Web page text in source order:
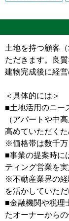
土地を持つ顧客
ただきます。良
建物完成後に経
＜具体的には＞
■土地活用のニー
（アパートや中
高めていただく
※価格帯は数千万
■事業の提案時に
ティング営業を実
※不動産業界の経
を活かしていた
■金融機関や税理
たオーナーから